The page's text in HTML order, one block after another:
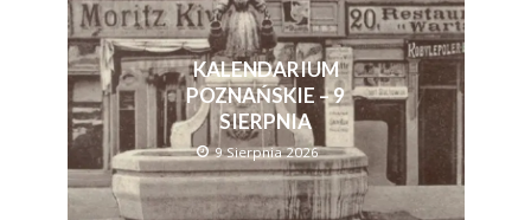
KALENDARIUM
POZNAŃSKIE – 9
SIERPNIA
9 Sierpnia 2026